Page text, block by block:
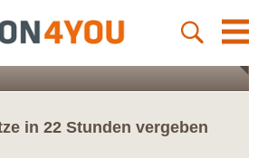
in 22 Stunden vergeben